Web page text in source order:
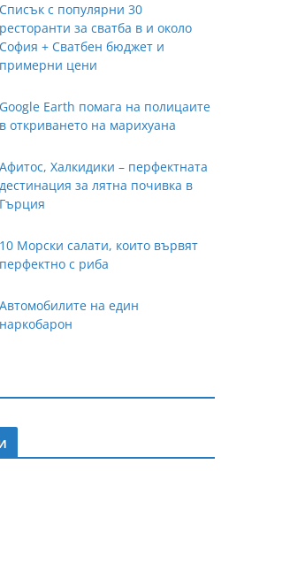
Списък с популярни 30
ресторанти за сватба в и около
София + Сватбен бюджет и
примерни цени
Google Earth помага на полицаите
в откриването на марихуана
Афитос, Халкидики – перфектната
дестинация за лятна почивка в
Гърция
10 Морски салати, които вървят
перфектно с риба
Автомобилите на един
наркобарон